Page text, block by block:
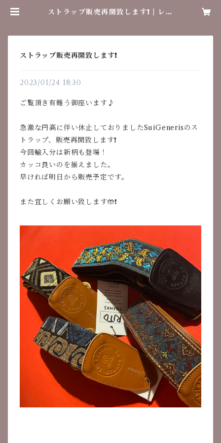
ストラップ販売再開致します❗️ | レト
ストラップ販売再開致します❗️
2023/01/24 18:30
ご覧頂き有難う御座います♪
急激な円高に伴い休止しておりましたSuiGenerisのス
トラップ、販売再開致します❗️
今回輸入分は新柄も登場！
カッコ良いのを揃えました。
早ければ明日から販売予定です。
また宜しくお願い致します🤲❗️